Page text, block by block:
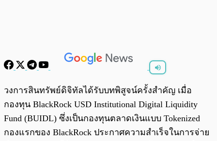
พร้อมเล่น 0:00 /0:00
วงการสินทรัพย์ดิจิทัลได้รับบทพิสูจน์ครั้งสำคัญ เมื่อ
กองทุน BlackRock USD Institutional Digital Liquidity
Fund (BUIDL) ซึ่งเป็นกองทุนตลาดเงินแบบ Tokenized
กองแรกของ BlackRock ประกาศความสำเร็จในการจ่าย